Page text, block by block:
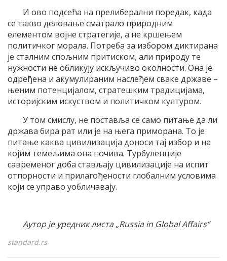
И ово подсећа на прелиберални поредак, када
се такво деловање сматрало природним
елементом војне стратегије, а не кршењем
политичког морала. Потреба за избором диктирана
је сталним спољним притиском, али природу те
нужности не обликују искључиво околности. Она је
одређена и акумулираним наслеђем сваке државе –
њеним потенцијалом, стратешким традицијама,
историјским искуством и политичком културом.
У том смислу, не поставља се само питање да ли
држава бира рат или је на њега приморана. То је
питање каква цивилизација доноси тај избор и на
којим темељима она почива. Турбуленције
савременог доба стављају цивилизације на испит
отпорности и прилагођености глобалним условима
који се управо уобличавају.
Аутор је уредник листа „Russia in Global Affairs“
standard.rs